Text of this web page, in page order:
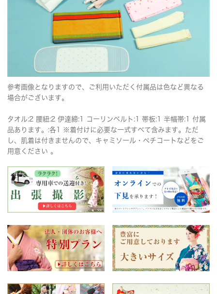
参考画像となりますので、ご利用いただく付属品は色など異なる
場合がございます。
タオル:2 腰紐:2 伊達締:1 コーリンベルト:1 帯板:1 半幅帯:1 付属
品あります。:各1 ※着付けに必要な一式すべて含みます。ただ
し、肌着は付きませんので、キャミソール・ペチコートなどをご
用意ください 。